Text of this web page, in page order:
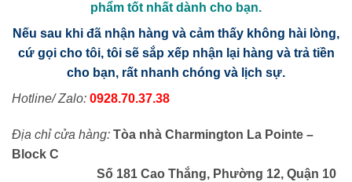
phẩm tốt nhất dành cho bạn.
Nếu sau khi đã nhận hàng và cảm thấy không hài lòng,
cứ gọi cho tôi, tôi sẽ sắp xếp nhận lại hàng và trả tiền
cho bạn, rất nhanh chóng và lịch sự.
Hotline/ Zalo: 0928.70.37.38
Địa chỉ cửa hàng: Tòa nhà Charmington La Pointe –
Block C
Số 181 Cao Thắng, Phường 12, Quận 10